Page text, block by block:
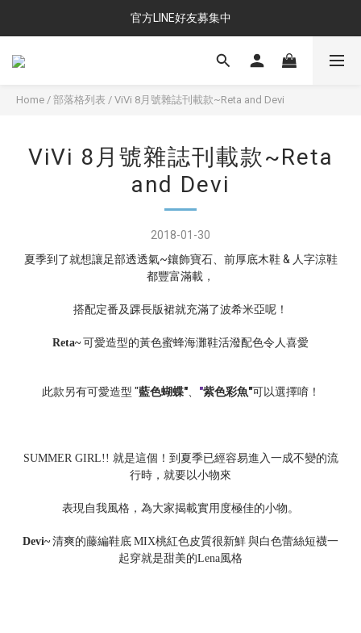
官方LINE好友募集中
Home / 部落格列表 / ViVi 8月號雜誌刊載款~Reta and Devi
ViVi 8月號雜誌刊載款~Reta
and Devi
2018-01-30
夏季到了就想讓足部透透氣~鑲飾寶石、前厚底木鞋 & 人字涼鞋
都豐富滿載，
搭配定番及踝長版裙就充滿了波希米亞呢！
Reta~ 可愛造型的黃色蜜蜂海灘鞋活潑配色令人喜愛
此款另有可愛造型 "藍色蝴蝶"、 "紫色彩魚"可以選擇唷！
SUMMER GIRL!! 就是這個！到夏季已經容易進入一成不變的流
行時，就要以小物來
表現自我風格，為大家揭載實用度極佳的小物。
Devi~ 清爽的藤編鞋底 MIX桃紅色皮質很新鮮 與白色蕾絲短襪一
起穿就是甜美的Lena 風格